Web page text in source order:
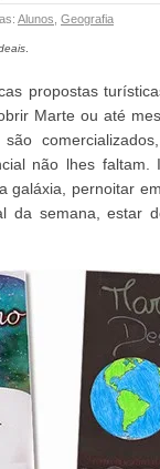
Alunos Geografia
propostas
Marte ou até
não lhes faltam.
galáxia, pernoitar
da semana, estar